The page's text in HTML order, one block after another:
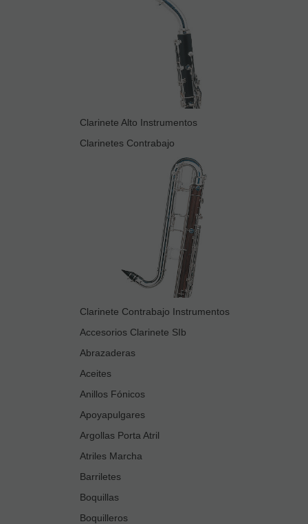
Clarinete Alto Instrumentos
Clarinetes Contrabajo
Clarinete Contrabajo Instrumentos
Accesorios Clarinete SIb
Abrazaderas
Aceites
Anillos Fónicos
Apoyapulgares
Argollas Porta Atril
Atriles Marcha
Barriletes
Boquillas
Boquilleros